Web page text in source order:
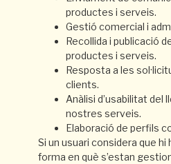
productes i serveis.
Gestió comercial i
Recollida i publicació
productes i serveis.
Resposta a les
clients.
Anàlisi d’usabilitat del
nostres serveis.
Elaboració de perfils
Si un usuari considera que hi
forma en què s’estan